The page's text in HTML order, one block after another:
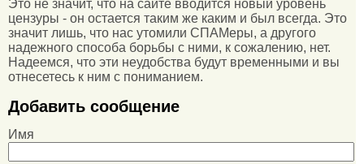
Это не значит, что на сайте вводится новый уровень
цензуры - он остается таким же каким и был всегда. Это
значит лишь, что нас утомили СПАМеры, а другого
надежного способа борьбы с ними, к сожалению, нет.
Надеемся, что эти неудобства будут временными и вы
отнесетесь к ним с пониманием.
Добавить сообщение
Имя